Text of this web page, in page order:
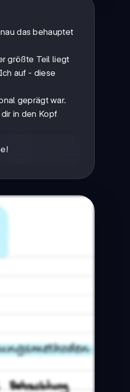
das behauptet
größte Teil liegt
auf - diese
geprägt war.
in den Kopf